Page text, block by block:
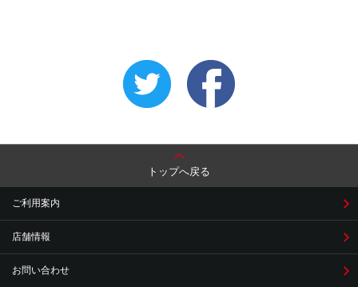
トップへ戻る
ご利用案内
店舗情報
お問い合わせ